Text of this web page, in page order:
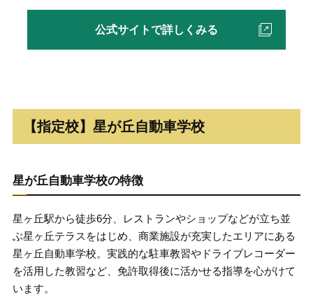
公式サイトで詳しくみる
【指定校】星が丘自動車学校
星が丘自動車学校の特徴
星ヶ丘駅から徒歩6分、レストランやショップなどが立ち並
ぶ星ヶ丘テラスをはじめ、商業施設が充実したエリアにある
星ヶ丘自動車学校。実践的な駐車教習やドライブレコーダー
を活用した教習など、免許取得後に活かせる指導を心がけて
います。